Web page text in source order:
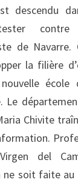
descendu
contre
de
la filière
école
Chivite
del
ne soit faite